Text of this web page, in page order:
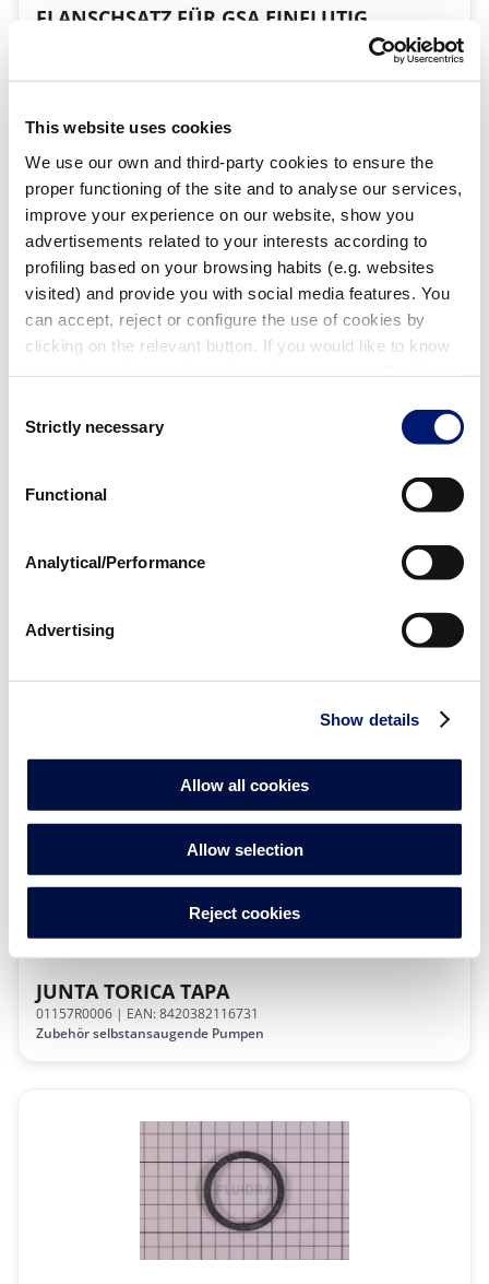
This website uses cookies
We use our own and third-party cookies to ensure the
proper functioning of the site and to analyse our services,
improve your experience on our website, show you
advertisements related to your interests according to
profiling based on your browsing habits (e.g. websites
visited) and provide you with social media features. You
can accept, reject or configure the use of cookies by
clicking on the relevant button. If you would like to know
Selection
Strictly necessary
Functional
Analytical/Performance
Advertising
Show details
Allow all cookies
Allow selection
Reject cookies
FLANSCHSATZ FÜR GSA EINFLUTIG
Sello+Estopada Bomba 3 Cv
JUNTA TORICA TAPA
01157R0006 | EAN: 8420382116731
Zubehör selbstansaugende Pumpen